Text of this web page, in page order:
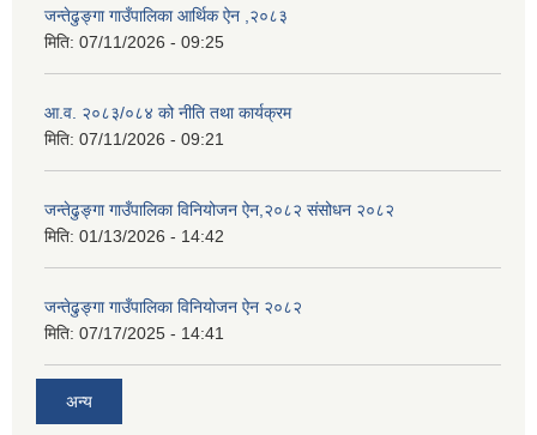
जन्तेढुङ्गा गाउँपालिका आर्थिक ऐन ,२०८३
मिति: 07/11/2026 - 09:25
आ.व. २०८३/०८४ को नीति तथा कार्यक्रम
मिति: 07/11/2026 - 09:21
जन्तेढुङ्गा गाउँपालिका विनियोजन ऐन,२०८२ संसोधन २०८२
मिति: 01/13/2026 - 14:42
जन्तेढुङ्गा गाउँपालिका विनियोजन ऐन २०८२
मिति: 07/17/2025 - 14:41
अन्य